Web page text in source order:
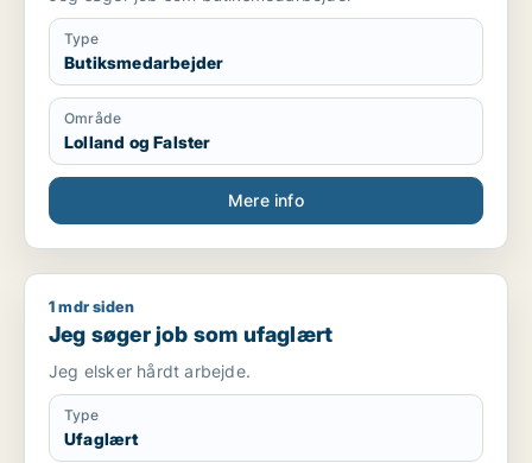
Type
Butiksmedarbejder
Område
Lolland og Falster
Mere info
Jeg søger job som ufaglært
1 mdr siden
Jeg søger job som ufaglært
Jeg elsker hårdt arbejde.
Type
Ufaglært